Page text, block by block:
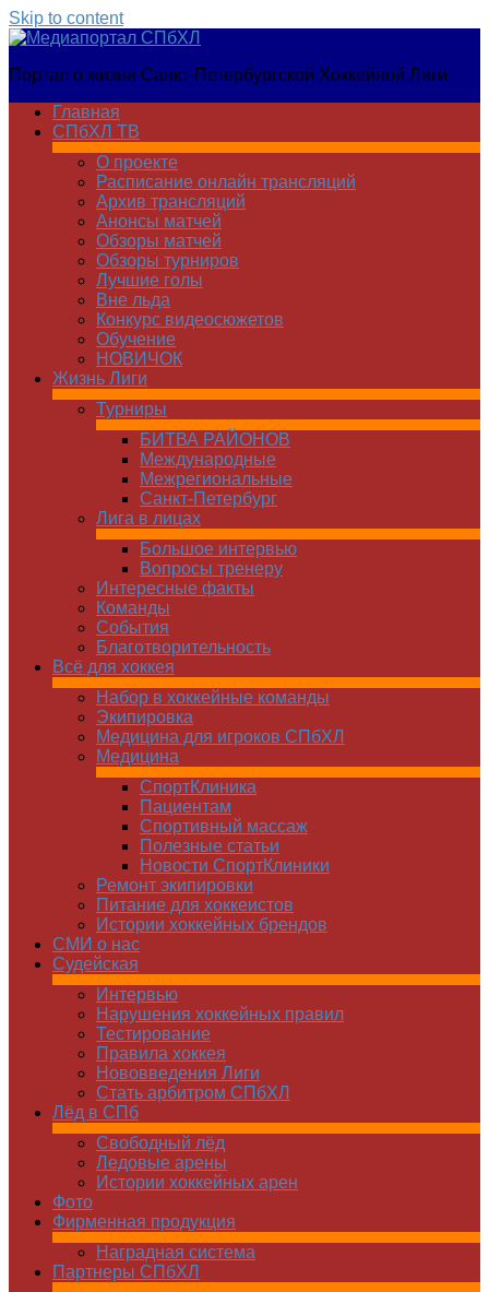
Skip to content
Медиапортал
Портал о жизни Санкт-Петербургской Хоккейной Лиги
Главная
СПбХЛ ТВ
О проекте
Расписание онлайн трансляций
Архив трансляций
Анонсы матчей
Обзоры матчей
Обзоры турниров
Лучшие голы
Вне льда
Конкурс видеосюжетов
Обучение
НОВИЧОК
Жизнь Лиги
Турниры
БИТВА РАЙОНОВ
Международные
Межрегиональные
Санкт-Петербург
Лига в лицах
Большое интервью
Вопросы тренеру
Интересные факты
Команды
Cобытия
Благотворительность
Всё для хоккея
Набор в хоккейные команды
Экипировка
Медицина для игроков СПбХЛ
Медицина
СпортКлиника
Пациентам
Спортивный массаж
Полезные статьи
Новости СпортКлиники
Ремонт экипировки
Питание для хоккеистов
Истории хоккейных брендов
СМИ о нас
Судейская
Интервью
Нарушения хоккейных правил
Тестирование
Правила хоккея
Нововведения Лиги
Стать арбитром СПбХЛ
Лёд в СПб
Свободный лёд
Ледовые арены
Истории хоккейных арен
Фото
Фирменная продукция
Наградная система
Партнеры СПбХЛ